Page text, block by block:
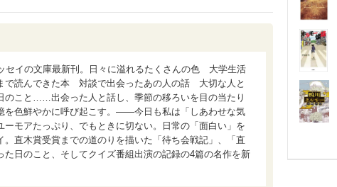
セイの文庫最新刊。日々に溢れるたくさんの色 大学生活
読んできた本 対談で出会ったあの人の話 大切な人と
こと……出会った人と話し、季節の移ろいを目の当たり
を色鮮やかに呼び起こす。――今日も私は「しあわせな気
モアたっぷり、でもときに切ない。日常の「面白い」を
直木賞受賞までの道のりを描いた「待ち会戦記」、「直
日のこと、そしてクイズ番組出演の記録の4篇の名作を新